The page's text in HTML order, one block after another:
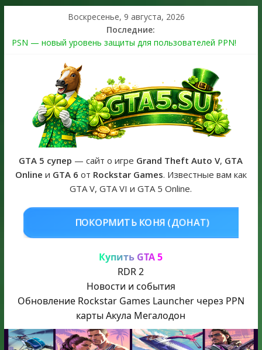
Воскресенье, 9 августа, 2026
Последние:
PSN — новый уровень защиты для пользователей PPN!
The Kortz Center Heist выйдет в GTA Online уже 14 июля
Регистрация в Rockstar Games Social Club ошибка #1.500.7:
как зарегистрировать аккаунт и войти без проблем в 2026
Получайте особые награды в GTA Online по программе
Fine Art Collector
GTA 6 официальная обложка игры и Предзаказ Grand Theft
Auto VI
GTA 5 супер — сайт о игре Grand Theft Auto V, GTA
Online и GTA 6 от Rockstar Games. Известные вам как
GTA V, GTA VI и GTA 5 Online.
КУПИТЬ GTA 5
Купить GTA 5
RDR 2
Новости и события
Обновление Rockstar Games Launcher через PPN
карты Акула Мегалодон